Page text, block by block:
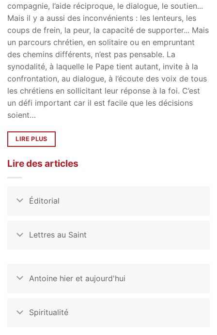
compagnie, l’aide réciproque, le dialogue, le soutien...
Mais il y a aussi des inconvénients : les lenteurs, les
coups de frein, la peur, la capacité de supporter... Mais
un parcours chrétien, en solitaire ou en empruntant
des chemins différents, n’est pas pensable. La
synodalité, à laquelle le Pape tient autant, invite à la
confrontation, au dialogue, à l’écoute des voix de tous
les chrétiens en sollicitant leur réponse à la foi. C’est
un défi important car il est facile que les décisions
soient…
LIRE PLUS
Lire des articles
Éditorial
Lettres au Saint
Antoine hier et aujourd'hui
Spiritualité